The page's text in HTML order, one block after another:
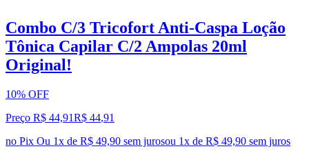
Combo C/3 Tricofort Anti-Caspa Loção
Tônica Capilar C/2 Ampolas 20ml
Original!
10% OFF
Preço R$ 44,91R$ 44,91
no Pix Ou 1x de R$ 49,90 sem jurosou 1x de R$ 49,90 sem juros